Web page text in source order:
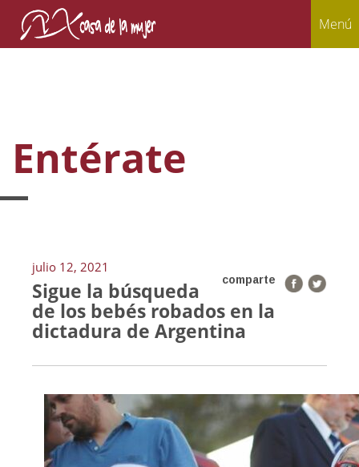
Menú
Entérate
julio 12, 2021
comparte
Sigue la búsqueda
de los bebés robados en la
dictadura de Argentina